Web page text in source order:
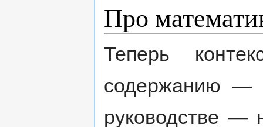
Про
Теперь
содержанию —
руководстве —